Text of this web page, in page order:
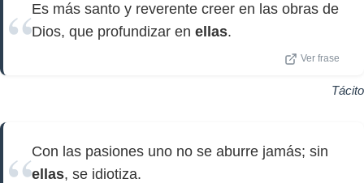
Es más santo y reverente creer en las obras de
Dios, que profundizar en ellas.
Ver frase
Tácito
Con las pasiones uno no se aburre jamás; sin
ellas, se idiotiza.